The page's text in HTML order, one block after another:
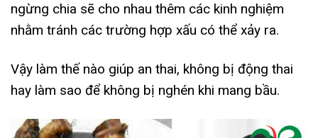
ngừng chia sẽ cho nhau thêm các kinh nghiệm
nhằm tránh các trường hợp xấu có thể xảy ra.
Vậy làm thế nào giúp an thai, không bị động thai
hay làm sao để không bị nghén khi mang bầu.